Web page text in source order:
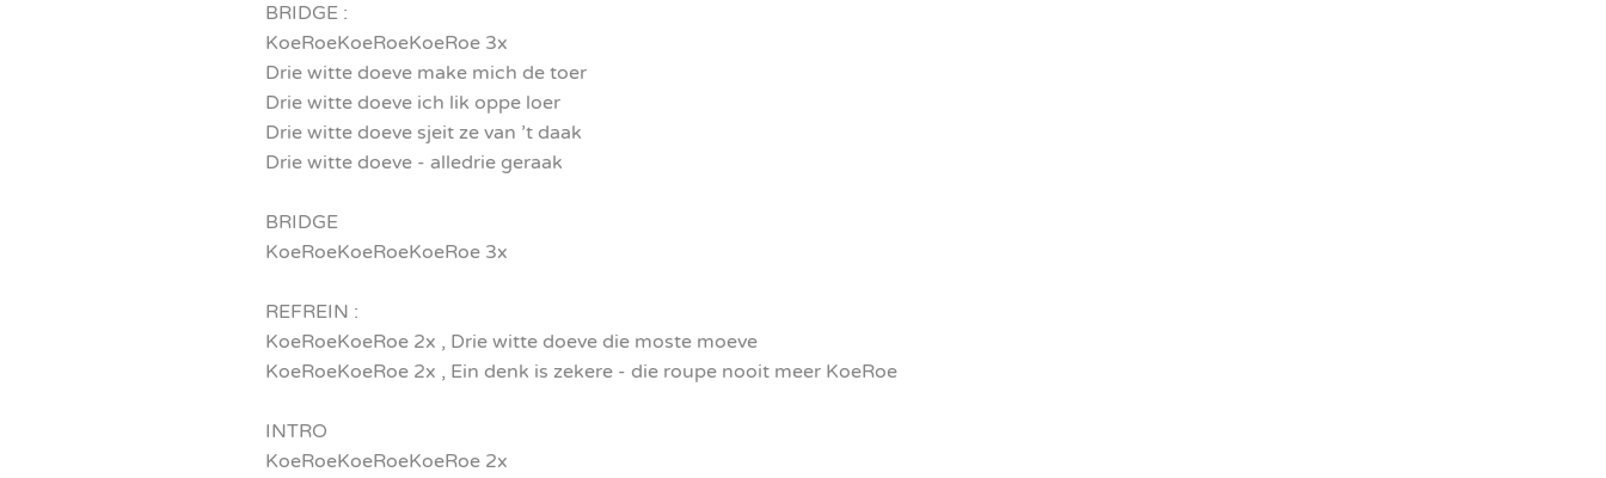
BRIDGE :
KoeRoeKoeRoeKoeRoe 3x
Drie witte doeve make mich de toer
Drie witte doeve ich lik oppe loer
Drie witte doeve sjeit ze van ’t daak
Drie witte doeve - alledrie geraak
BRIDGE
KoeRoeKoeRoeKoeRoe 3x
REFREIN :
KoeRoeKoeRoe 2x , Drie witte doeve die moste moeve
KoeRoeKoeRoe 2x , Ein denk is zekere - die roupe nooit meer KoeRoe
INTRO
KoeRoeKoeRoeKoeRoe 2x